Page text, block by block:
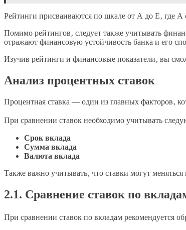
Рейтинги присваиваются по шкале от А до Е‚ где
Помимо рейтингов‚ следует также учитывать
отражают финансовую устойчивость банка и его
Изучив рейтинги и финансовые показатели‚ вы
Анализ процентных ставок
Процентная ставка — один из главных факторов‚
При сравнении ставок необходимо учитывать
Срок вклада
Сумма вклада
Валюта вклада
Также важно учитывать‚ что ставки могут
2.1. Сравнение ставок по
При сравнении ставок по вкладам рекомендуется